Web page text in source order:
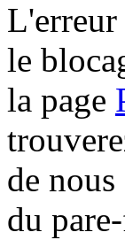
L'erreur
le
la page
de
du